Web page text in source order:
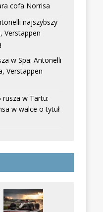
cofa Norrisa
najszybszy
Verstappen
w Spa: Antonelli
Verstappen
rusza w Tartu:
w walce o tytuł